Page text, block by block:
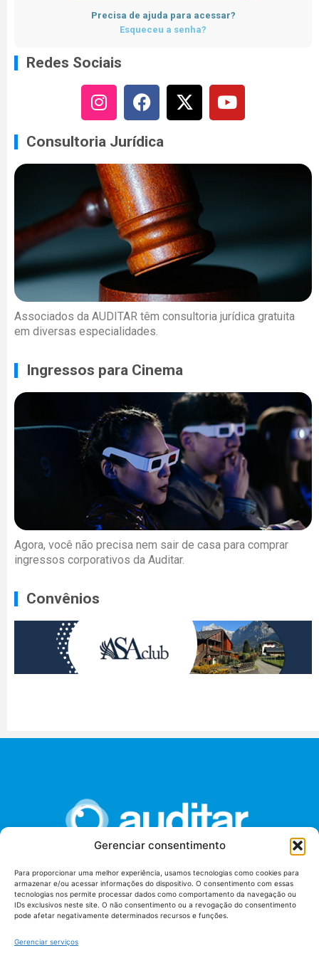
Gerenciar consentimento
Para proporcionar uma melhor experiência, usamos tecnologias como cookies para
armazenar e/ou acessar informações do dispositivo. O consentimento com essas
tecnologias nos permite processar dados como comportamento da navegação ou
IDs exclusivos neste site. O não consentimento ou a revogação do consentimento
pode afetar negativamente determinados recursos e funções.
Gerenciar serviços
Precisa de ajuda para acessar?
Esqueceu a senha?
Redes Sociais
Consultoria Jurídica
Associados da AUDITAR têm consultoria jurídica gratuita
em diversas especialidades.
Ingressos para Cinema
Agora, você não precisa nem sair de casa para comprar
ingressos corporativos da Auditar.
Convênios
União dos Auditores Federais de Controle Externo -
AUDITAR
Setor de Administração Federal Sul (SAF/Sul), Qd. 04, Lt. 01
Tribunal de Contas da União (TCU), Subsolo, Sala S04